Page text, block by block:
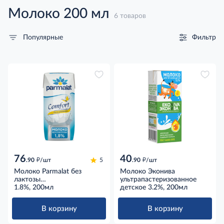
Молоко 200 мл 6 товаров
Популярные Фильтр
76.90 д/шт 5
Молоко Parmalat без
лактозы
ультрапастеризованное
1.8%, 200мл
В корзину
40.90 д/шт
Молоко Эконива
ультрапастеризованное
детское 3.2%, 200мл
В корзину